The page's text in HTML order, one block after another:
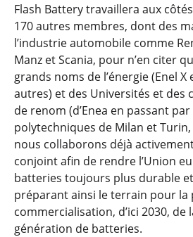
Flash Battery travaillera aux
170 autres membres, dont des
l’industrie automobile comme
Manz et Scania, pour n’en citer
grands noms de l’énergie (Enel
autres) et des Universités et des
de renom (d’Enea en passant par
polytechniques de Milan et Turin,
nous collaborons déjà
conjoint afin de rendre l’Union
batteries toujours plus durable
préparant ainsi le terrain pour la
commercialisation, d’ici 2030, de
génération de batteries.